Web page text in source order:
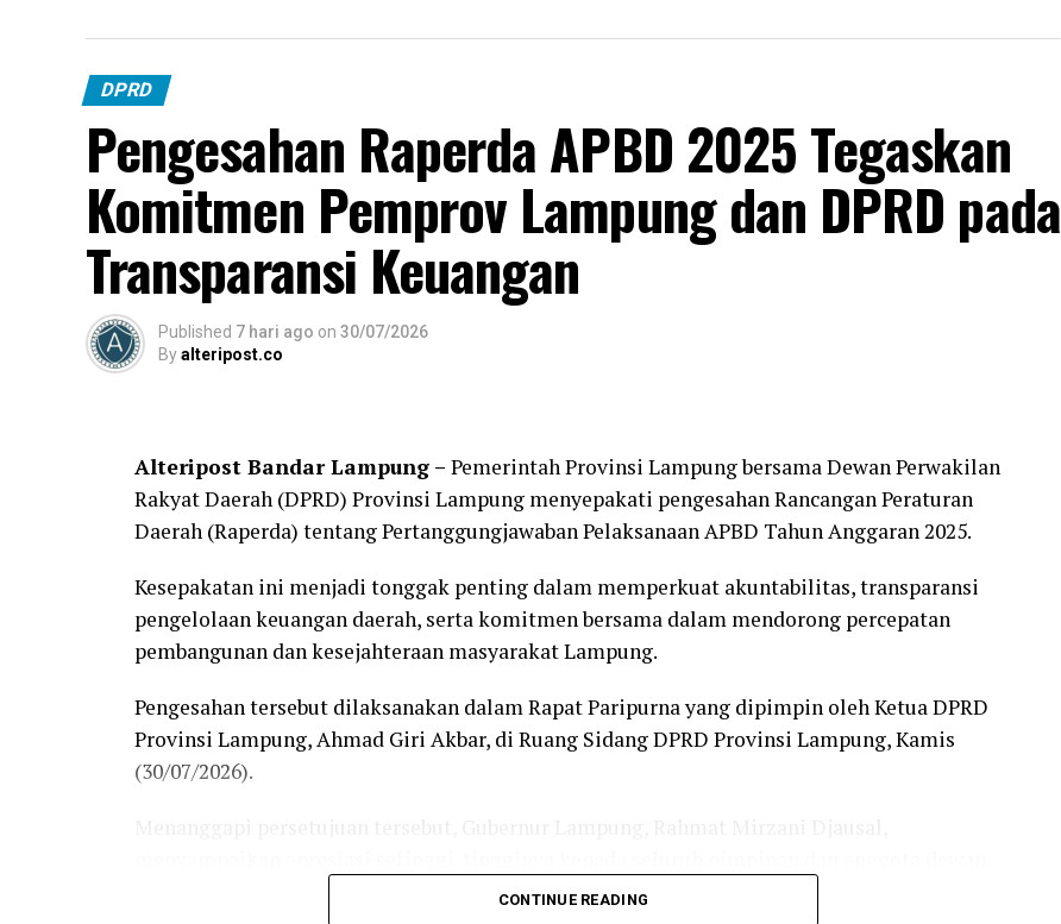
DPRD
Pengesahan Raperda APBD 2025 Tegaskan
Komitmen Pemprov Lampung dan DPRD pada
Transparansi Keuangan
Published 7 hari ago on 30/07/2026
Byalteripost.co
Alteripost Bandar Lampung – Pemerintah Provinsi Lampung bersama Dewan Perwakilan
Rakyat Daerah (DPRD) Provinsi Lampung menyepakati pengesahan Rancangan Peraturan
Daerah (Raperda) tentang Pertanggungjawaban Pelaksanaan APBD Tahun Anggaran 2025.
Kesepakatan ini menjadi tonggak penting dalam memperkuat akuntabilitas, transparansi
pengelolaan keuangan daerah, serta komitmen bersama dalam mendorong percepatan
pembangunan dan kesejahteraan masyarakat Lampung.
Pengesahan tersebut dilaksanakan dalam Rapat Paripurna yang dipimpin oleh Ketua DPRD
Provinsi Lampung, Ahmad Giri Akbar, di Ruang Sidang DPRD Provinsi Lampung, Kamis
(30/07/2026).
khususnya jajaran Komisi dan Badan Anggaran (Banggar) yang telah bekerja maksimal dalam
CONTINUE READING